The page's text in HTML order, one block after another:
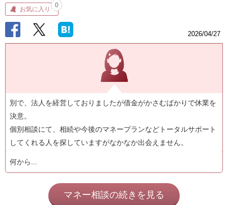
お気に入り
0
2026/04/27
別で、法人を経営しておりましたが借金がかさむばかりで休業を
決意。
個別相談にて、相続や今後のマネープランなどトータルサポート
してくれる人を探していますがなかなか出会えません。
何から...
マネー相談の続きを見る